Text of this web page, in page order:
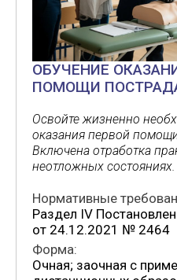
ОБУЧЕНИЕ
ПОМОЩИ
Освойте жизненно
оказания первой
Включена отработка
неотложных состояниях.
Нормативные
Раздел IV
от 24.12.2021 № 2464
Форма:
Очная; заочная с